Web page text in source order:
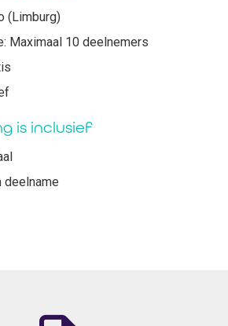
(Limburg)
Maximaal 10 deelnemers
is inclusief
deelname